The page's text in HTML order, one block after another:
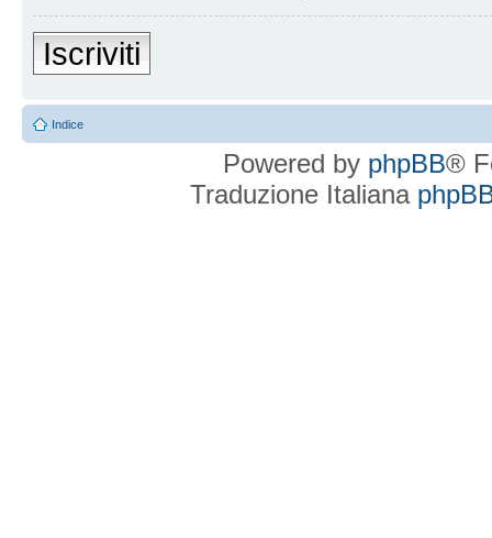
Iscriviti
Indice
Powered by phpBB®
Traduzione Italiana